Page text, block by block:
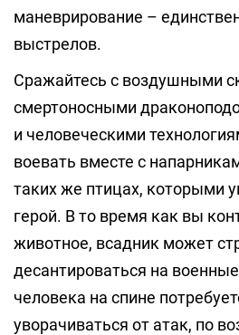
маневрирование –
выстрелов.
Сражайтесь с воздушными
смертоносными
и человеческими
воевать вместе с
таких же птицах, которыми
герой. В то время как вы
животное, всадник может
десантироваться на
человека на спине
уворачиваться от атак, по